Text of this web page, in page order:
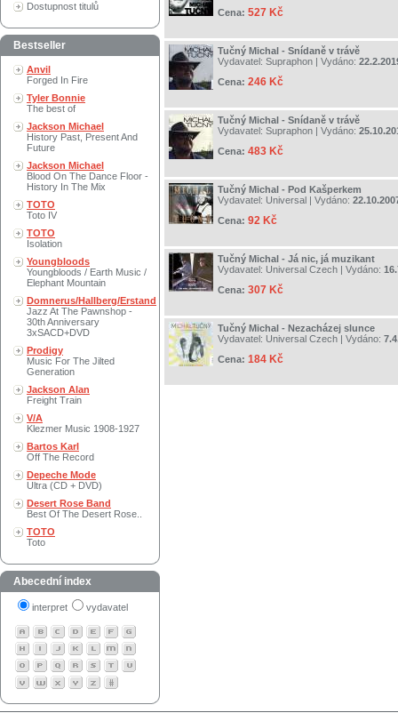
Dostupnost titulů
Bestseller
Anvil
Forged In Fire
Tyler Bonnie
The best of
Jackson Michael
History Past, Present And
Future
Jackson Michael
Blood On The Dance Floor -
History In The Mix
TOTO
Toto IV
TOTO
Isolation
Youngbloods
Youngbloods / Earth Music /
Elephant Mountain
Domnerus/Hallberg/Erstand
Jazz At The Pawnshop -
30th Anniversary
3xSACD+DVD
Prodigy
Music For The Jilted
Generation
Jackson Alan
Freight Train
V/A
Klezmer Music 1908-1927
Bartos Karl
Off The Record
Depeche Mode
Ultra (CD + DVD)
Desert Rose Band
Best Of The Desert Rose..
TOTO
Toto
Abecední index
interpret vydavatel
Cena: 527 Kč
Tučný Michal - Snídaně v trávě
Vydavatel: Supraphon | Vydáno:
Cena: 246 Kč
Tučný Michal - Snídaně v trávě
Vydavatel: Supraphon | Vydáno:
Cena: 483 Kč
Tučný Michal - Pod Kašperkem
Vydavatel: Universal | Vydáno:
Cena: 92 Kč
Tučný Michal - Já nic, já muzikant
Vydavatel: Universal Czech | Vydáno:
Cena: 307 Kč
Tučný Michal - Nezacházej slunce
Vydavatel: Universal Czech | Vydáno:
Cena: 184 Kč